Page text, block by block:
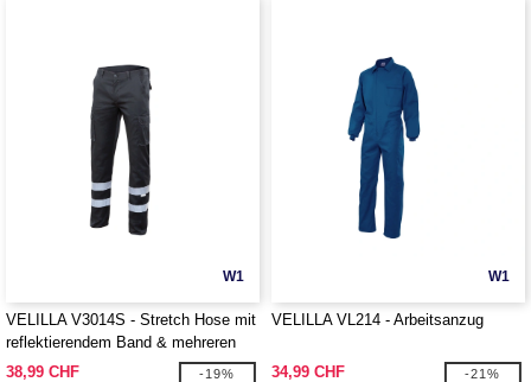
W1
VELILLA V3014S - Stretch Hose mit
reflektierendem Band & mehreren
Taschen
38,99 CHF -19%
W1
VELILLA VL214 - Arbeitsanzug
34,99 CHF -21%